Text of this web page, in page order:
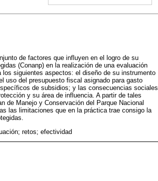
de factores que influyen en el logro de su
(Conanp) en la realización de una evaluación
siguientes aspectos: el diseño de su instrumento
uso del presupuesto fiscal asignado para gasto
de subsidios; y las consecuencias sociales
y su área de influencia. A partir de tales
de Manejo y Conservación del Parque Nacional
las limitaciones que en la práctica trae consigo la
retos; efectividad